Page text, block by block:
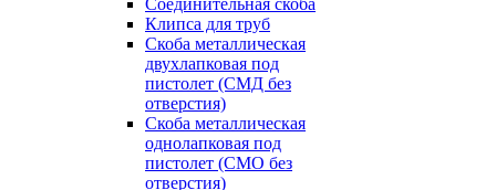
Соединительная скоба
Клипса для труб
Скоба металлическая
двухлапковая под
пистолет (СМД без
отверстия)
Скоба металлическая
однолапковая под
пистолет (СМО без
отверстия)